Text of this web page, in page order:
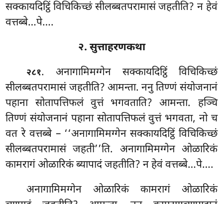
सक्कायदिट्ठिं विचिकिच्छं सीलब्बतपरामासं जहतीति? न हेवं
वत्तब्बे…पे….
२. सुत्ताहरणकथा
२८१. अनागामिमग्गेन सक्कायदिट्ठिं विचिकिच्छं
सीलब्बतपरामासं जहतीति? आमन्ता. ननु तिण्णं संयोजनानं
पहाना सोतापत्तिफलं वुत्तं भगवताति? आमन्ता. हञ्चि
तिण्णं संयोजनानं पहाना सोतापत्तिफलं वुत्तं भगवता, नो च
वत रे वत्तब्बे – ‘‘अनागामिमग्गेन सक्कायदिट्ठिं विचिकिच्छं
सीलब्बतपरामासं जहती’’ति. अनागामिमग्गेन ओळारिकं
कामरागं ओळारिकं ब्यापादं जहतीति? न हेवं वत्तब्बे…पे….
अनागामिमग्गेन ओळारिकं कामरागं ओळारिकं